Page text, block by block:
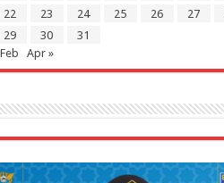
22
23 24 25 26 27
29
30
31
Apr »